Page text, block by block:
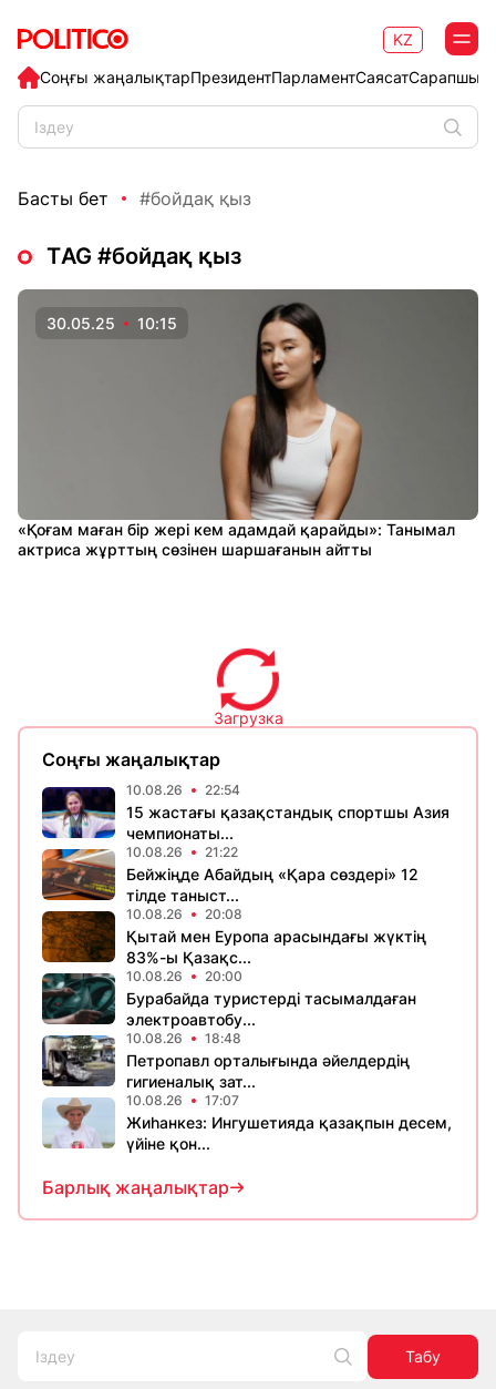
Соңғы жаңалықтарПрезидентПарламентСаясат
KZ
Басты бет #бойдақ қыз
ТAG #бойдақ қыз
30.05.25 10:15
«Қоғам маған бір жері кем адамдай қарайды»: Танымал
актриса жұрттың сөзінен шаршағанын айтты
Загрузка
Соңғы жаңалықтар
10.08.26 22:54
15 жастағы қазақстандық спортшы Азия
чемпионаты...
10.08.26 21:22
Бейжіңде Абайдың «Қара сөздері» 12
тілде таныст...
10.08.26 20:08
Қытай мен Еуропа арасындағы жүктің
83%-ы Қазақс...
10.08.26 20:00
Бурабайда туристерді тасымалдаған
электроавтобу...
10.08.26 18:48
Петропавл орталығында әйелдердің
гигиеналық зат...
10.08.26 17:07
Жиһанкез: Ингушетияда қазақпын десем,
үйіне қон...
Барлық жаңалықтар
Табу